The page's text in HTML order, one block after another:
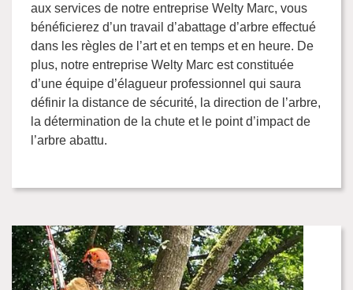
aux services de notre entreprise Welty Marc, vous
bénéficierez d’un travail d’abattage d’arbre effectué
dans les règles de l’art et en temps et en heure. De
plus, notre entreprise Welty Marc est constituée
d’une équipe d’élagueur professionnel qui saura
définir la distance de sécurité, la direction de l’arbre,
la détermination de la chute et le point d’impact de
l’arbre abattu.